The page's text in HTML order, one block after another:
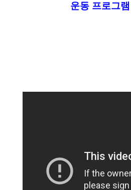
운동 프로그